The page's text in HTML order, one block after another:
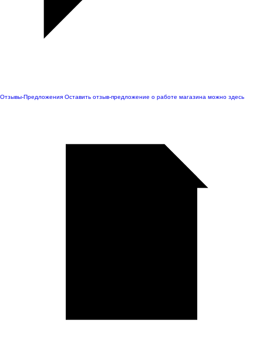
Отзывы-Предложения Оставить отзыв-предложение о работе магазина можно здесь